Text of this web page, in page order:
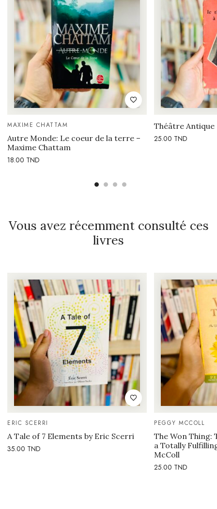
MAXIME CHATTAM
Autre Monde: Le coeur de la terre –
Maxime Chattam
18.00 TND
Théâtre Antique
25.00 TND
Vous avez récemment consulté ces
livres
ERIC SCERRI
A Tale of 7 Elements by Eric Scerri
35.00 TND
PEGGY MCCOLL
The Won Thing:
a Totally
McColl
25.00 TND